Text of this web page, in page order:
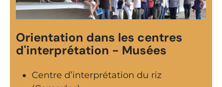
Orientation dans les centres
d'interprétation - Musées
Centre d’interprétation du riz